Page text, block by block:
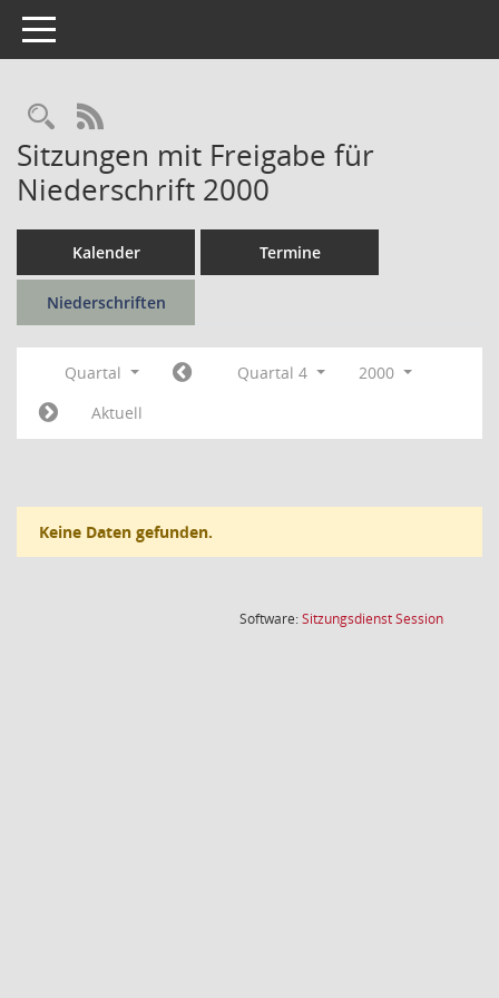
Toggle navigation
Rechercheauswahl
RSS-Feed
Sitzungen mit Freigabe für
Niederschrift 2000
Kalender Termine
Niederschriften
Quartal Quartal 4
2000
Aktuell
Keine Daten gefunden.
Software:SitzungsdienstSession(Wird in